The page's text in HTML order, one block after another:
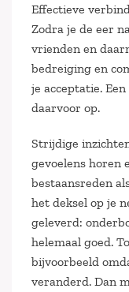
Effectieve
Zodra je de eer
vrienden en
bedreiging en
je acceptatie.
daarvoor op.
Strijdige
gevoelens horen
bestaansreden
het deksel op je
geleverd:
helemaal goed.
bijvoorbeeld
veranderd. Dan